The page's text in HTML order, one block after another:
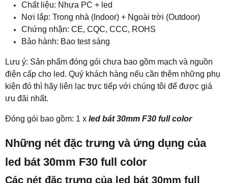
Chất liệu: Nhựa PC + led
Nơi lắp: Trong nhà (Indoor) + Ngoài trời (Outdoor)
Chứng nhận: CE, CQC, CCC, ROHS
Bảo hành: Bao test sáng
Lưu ý: Sản phẩm đóng gói chưa bao gồm mạch và nguồn
điện cấp cho led. Quý khách hàng nếu cần thêm những phụ
kiện đó thì hãy liên lạc trực tiếp với chúng tôi để được giá
ưu đãi nhất.
Đóng gói bao gồm: 1 x led bát 30mm F30 full color
Những nét đặc trưng và ứng dụng của
led bát 30mm F30 full color
Các nét đặc trưng của led bát 30mm full